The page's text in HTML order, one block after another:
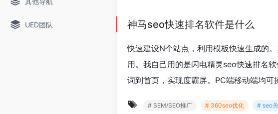
UED团队 神马seo快速排名软件是什么
快速建设N个站点，利用模板快速生成的
用。我自己用的是闪电精灵seo快速排名
词到首页，实现度霸屏。PC端移动端均
# SEM/SEO推广 # 360seo优化 # seo